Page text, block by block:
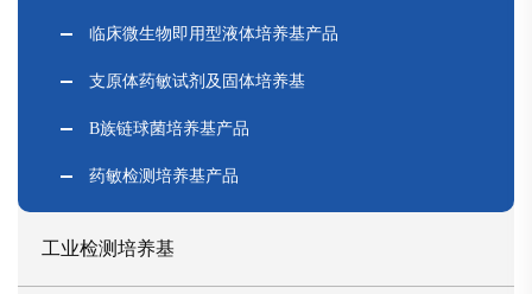
临床微生物即用型液体培养基产品
支原体药敏试剂及固体培养基
B族链球菌培养基产品
药敏检测培养基产品
工业检测培养基